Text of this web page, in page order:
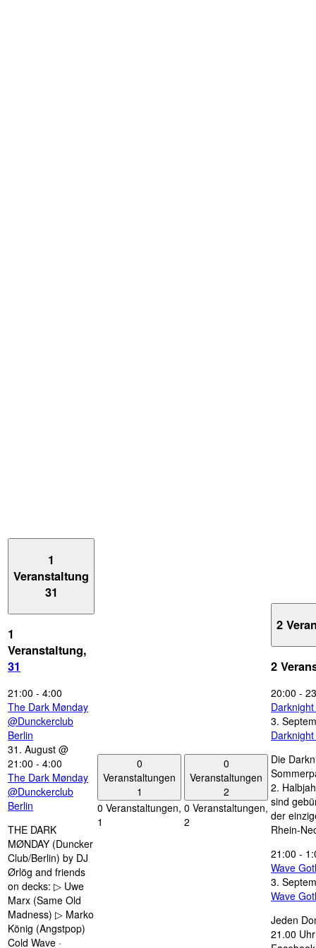
1
Veranstaltung
31
1
Veranstaltung,
31
21:00 - 4:00
The Dark Mønday
@Dunckerclub
Berlin
31. August @
21:00 - 4:00
The Dark Mønday
@Dunckerclub
Berlin
THE DARK
MØNDAY (Duncker
Club/Berlin) by DJ
Ørlög and friends
on decks: ▷ Uwe
Marx (Same Old
Madness) ▷ Marko
König (Angstpop)
Cold Wave ·
0
Veranstaltungen
1
0 Veranstaltungen,
1
0
Veranstaltungen
2
0 Veranstaltungen,
2
2
2
20:00 -
3.
Die
2.
sind
der
Rhein-
21:00 -
Wave
3.
Wave
Jeden
21.00